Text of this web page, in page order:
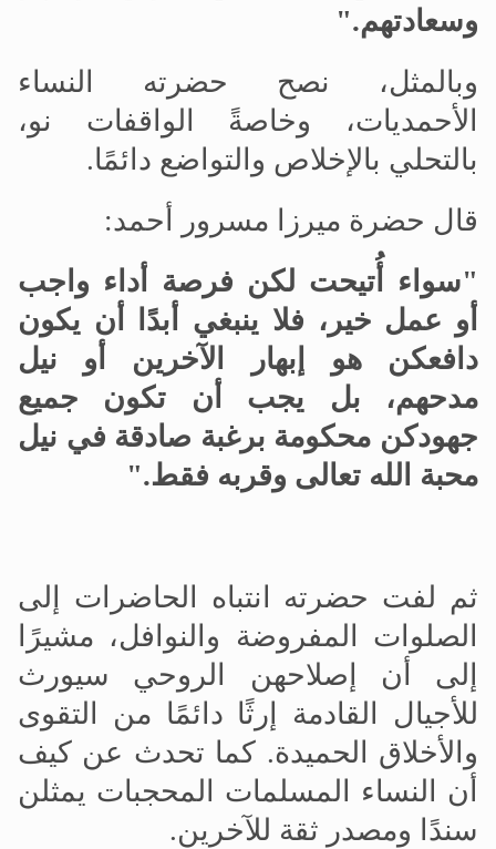
وسعادتهم."
وبالمثل، نصح حضرته النساء
الأحمديات، وخاصةً الواقفات نو،
بالتحلي بالإخلاص والتواضع دائمًا.
قال حضرة ميرزا مسرور أحمد:
"سواء أُتيحت لكن فرصة أداء واجب
أو عمل خير، فلا ينبغي أبدًا أن يكون
دافعكن هو إبهار الآخرين أو نيل
مدحهم، بل يجب أن تكون جميع
جهودكن محكومة برغبة صادقة في نيل
محبة الله تعالى وقربه فقط."
ثم لفت حضرته انتباه الحاضرات إلى
الصلوات المفروضة والنوافل، مشيرًا
إلى أن إصلاحهن الروحي سيورث
للأجيال القادمة إرثًا دائمًا من التقوى
والأخلاق الحميدة. كما تحدث عن كيف
أن النساء المسلمات المحجبات يمثلن
سندًا ومصدر ثقة للآخرين.